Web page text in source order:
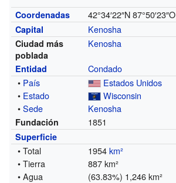
Coordenadas 42°34′22″N 87°50′23″O
Capital Kenosha
Ciudad más
poblada
Kenosha
Entidad
Condado
• País
Estados Unidos
• Estado
Wisconsin
•Sede Kenosha
Fundación 1851
Superficie
• Total 1954km²
• Tierra
887 km²
• Agua
(63.83%) 1,246 km²